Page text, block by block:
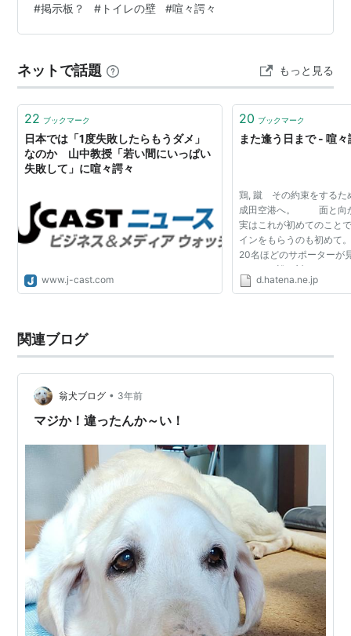
込みは展開し トイレの中で 双方ヒートアップ その様子
を 新しい書き込みあるかな？ 探し読みしながら 「なん
っと 書き込みが途絶えた 何かあったか？ と 隅から隅ま
で探して見つけた それは ある人の 「理学部のものです
が…
#掲示板？ # トイレの壁 #喧々諤々
ネットで話題 もっと見る
22 ブックマーク
日本では「1度失敗したらもうダメ」
なのか 山中教授「若い間にいっぱい
失敗して」に喧々諤々
www.j-cast.com
20 ブックマーク
また逢う日まで - 喧々
鶏, 蹴 その約束をするた
成田空港へ。 面と向
実はこれが初めてのこと
インをもらうのも初めて
20名ほどのサポーターが
だけど、誰に対してもあ
はなく、そして一人一人
d.hatena.ne.jp
関連ブログ
翁犬ブログ • 3年前
マジか！違ったんか～い！